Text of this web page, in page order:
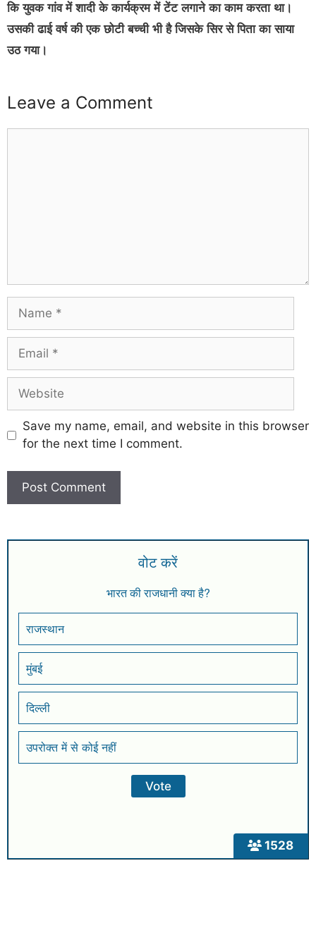
कि युवक गांव में शादी के कार्यक्रम में टेंट लगाने का काम करता था।
उसकी ढाई वर्ष की एक छोटी बच्ची भी है जिसके सिर से पिता का साया
उठ गया।
Leave a Comment
Save my name, email, and website in this browser
for the next time I comment.
1528
वोट करें
भारत की राजधानी क्या है?
राजस्थान
मुंबई
दिल्ली
उपरोक्त में से कोई नहीं